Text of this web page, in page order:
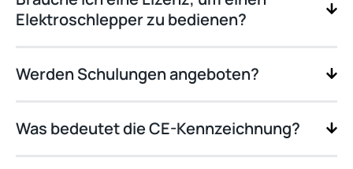
Elektroschlepper zu bedienen?
Werden Schulungen angeboten?
Was bedeutet die CE-Kennzeichnung?